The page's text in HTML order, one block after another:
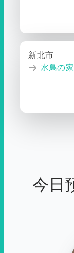
新北市
水鳥の家
今日